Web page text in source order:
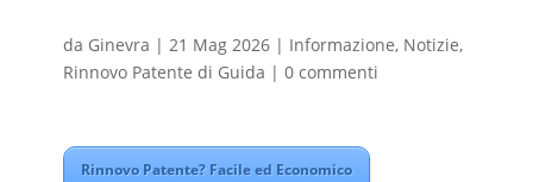
da Ginevra | 21 Mag 2026| Informazione, Notizie,
Rinnovo Patente di Guida | 0 commenti
Rinnovo Patente? Facile ed Economico